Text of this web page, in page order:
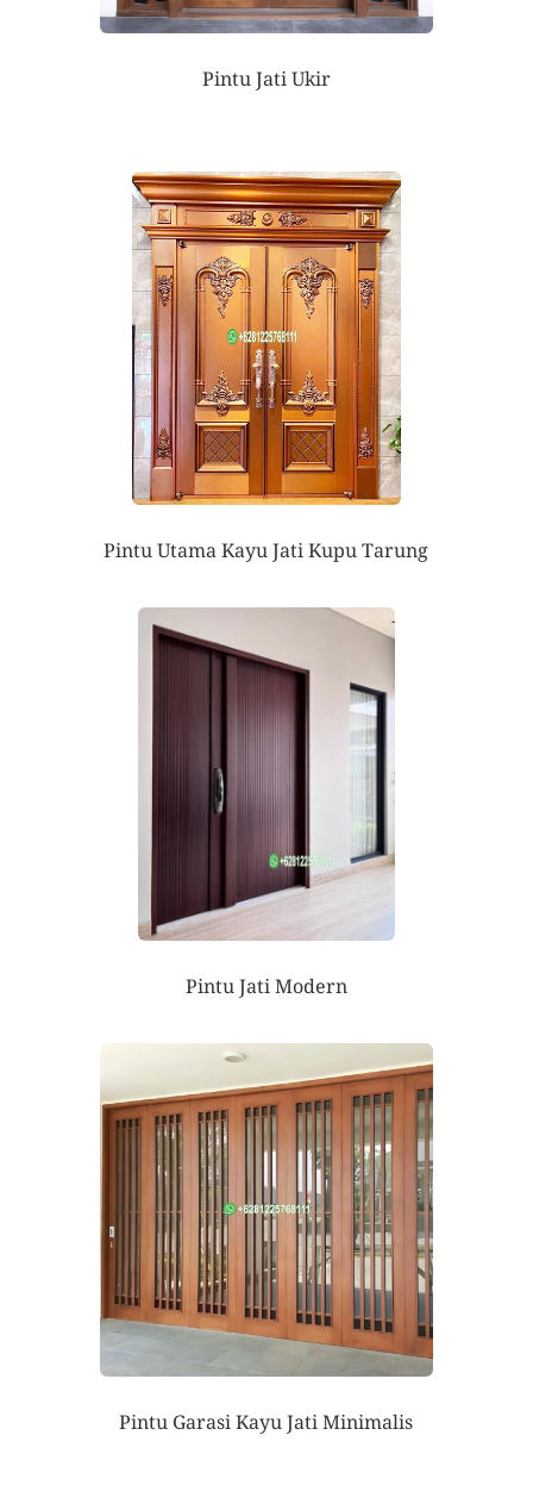
Pintu Jati Ukir
Pintu Utama Kayu Jati Kupu Tarung
Pintu Jati Modern
Pintu Garasi Kayu Jati Minimalis